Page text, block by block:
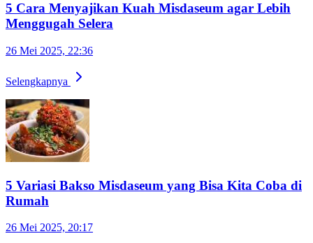
5 Cara Menyajikan Kuah Misdaseum agar Lebih
Menggugah Selera
26 Mei 2025, 22:36
Selengkapnya
5 Variasi Bakso Misdaseum yang Bisa Kita Coba di
Rumah
26 Mei 2025, 20:17